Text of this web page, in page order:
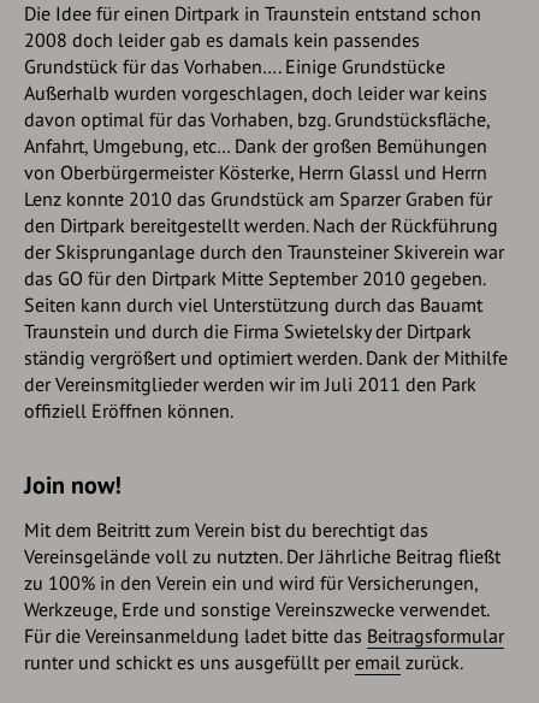
Die Idee für einen Dirtpark in Traunstein entstand schon
2008 doch leider gab es damals kein passendes
Grundstück für das Vorhaben…. Einige Grundstücke
Außerhalb wurden vorgeschlagen, doch leider war keins
davon optimal für das Vorhaben, bzg. Grundstücksfläche,
Anfahrt, Umgebung, etc… Dank der großen Bemühungen
von Oberbürgermeister Kösterke, Herrn Glassl und Herrn
Lenz konnte 2010 das Grundstück am Sparzer Graben für
den Dirtpark bereitgestellt werden. Nach der Rückführung
der Skisprunganlage durch den Traunsteiner Skiverein war
das GO für den Dirtpark Mitte September 2010 gegeben.
Seiten kann durch viel Unterstützung durch das Bauamt
Traunstein und durch die Firma Swietelsky der Dirtpark
ständig vergrößert und optimiert werden. Dank der Mithilfe
der Vereinsmitglieder werden wir im Juli 2011 den Park
offiziell Eröffnen können.
Join now!
Mit dem Beitritt zum Verein bist du berechtigt das
Vereinsgelände voll zu nutzten. Der Jährliche Beitrag fließt
zu 100% in den Verein ein und wird für Versicherungen,
Werkzeuge, Erde und sonstige Vereinszwecke verwendet.
Für die Vereinsanmeldung ladet bitte das Beitragsformular
runter und schickt es uns ausgefüllt peremail zurück.